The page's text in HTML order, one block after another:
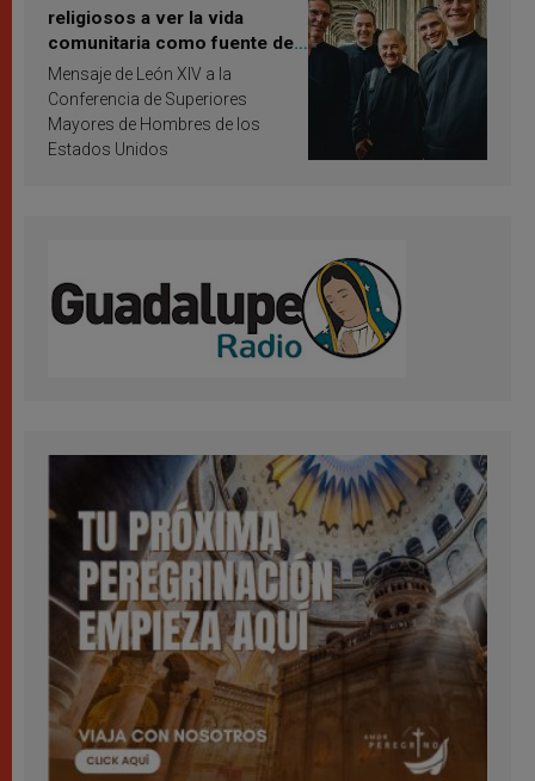
religiosos a ver la vida
comunitaria como fuente de
inspiración y santificación
Mensaje de León XIV a la
Conferencia de Superiores
Mayores de Hombres de los
Estados Unidos